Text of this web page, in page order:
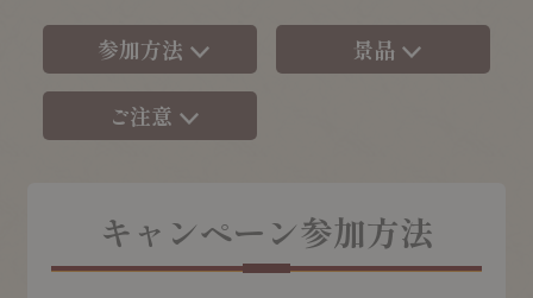
参加方法 景品
ご注意
キャンペーン参加方法